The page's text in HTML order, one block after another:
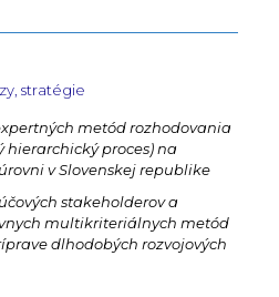
stratégie
metód rozhodovania
hierarchický proces) na
v Slovenskej republike
stakeholderov a
multikriteriálnych metód
dlhodobých rozvojových